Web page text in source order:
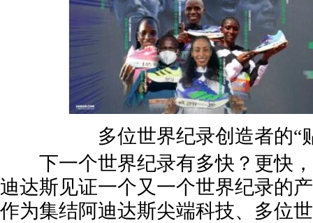
多位世界纪录创造者的“
下一个世界纪录有多快？更快，
迪达斯见证一个又一个世界纪录的
作为集结阿迪达斯尖端科技、多位